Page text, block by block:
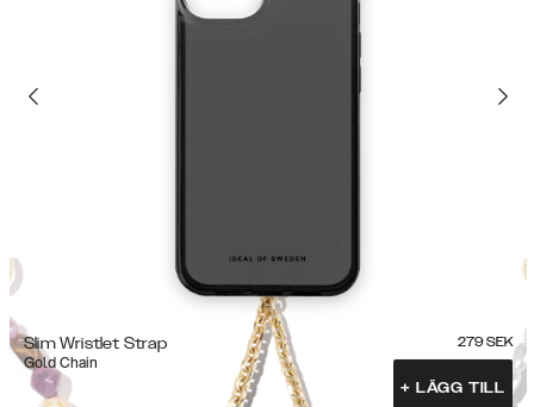
Slim Wristlet Strap
Gold Chain
279 SEK
+ LÄGG TILL